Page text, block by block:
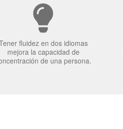
fluidez en dos idiomas
mejora la capacidad de
de una persona.